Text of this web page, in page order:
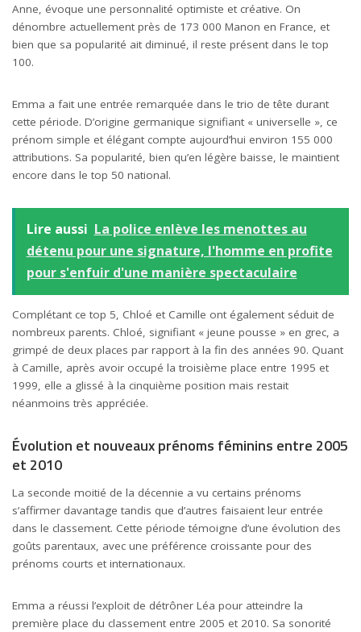
Anne, évoque une personnalité optimiste et créative. On
dénombre actuellement près de 173 000 Manon en France, et
bien que sa popularité ait diminué, il reste présent dans le top
100.
Emma a fait une entrée remarquée dans le trio de tête durant
cette période. D’origine germanique signifiant « universelle », ce
prénom simple et élégant compte aujourd’hui environ 155 000
attributions. Sa popularité, bien qu’en légère baisse, le maintient
encore dans le top 50 national.
Lire aussi La police enlève les menottes au
détenu pour une signature, l'homme en profite
pour s'enfuir d'une manière spectaculaire
Complétant ce top 5, Chloé et Camille ont également séduit de
nombreux parents. Chloé, signifiant « jeune pousse » en grec, a
grimpé de deux places par rapport à la fin des années 90. Quant
à Camille, après avoir occupé la troisième place entre 1995 et
1999, elle a glissé à la cinquième position mais restait
néanmoins très appréciée.
Évolution et nouveaux prénoms féminins entre 2005
et 2010
La seconde moitié de la décennie a vu certains prénoms
s’affirmer davantage tandis que d’autres faisaient leur entrée
dans le classement. Cette période témoigne d’une évolution des
goûts parentaux, avec une préférence croissante pour des
prénoms courts et internationaux.
Emma a réussi l’exploit de détrôner Léa pour atteindre la
première place du classement entre 2005 et 2010. Sa sonorité